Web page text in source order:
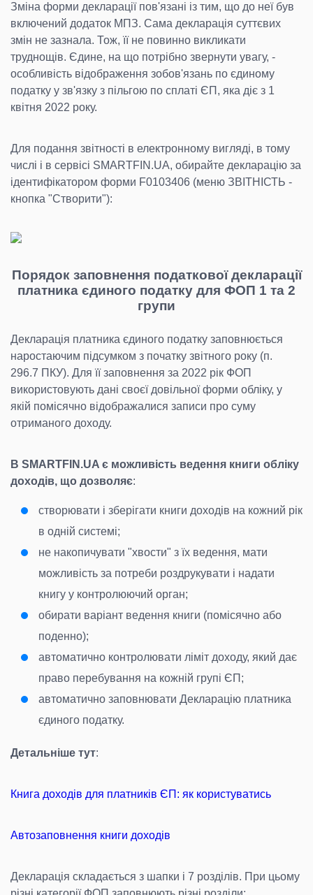
Зміна форми декларації пов'язані із тим, що до неї був
включений додаток МПЗ. Сама декларація суттєвих
змін не зазнала. Тож, її не повинно викликати
труднощів. Єдине, на що потрібно звернути увагу, -
особливість відображення зобов'язань по єдиному
податку у зв'язку з пільгою по сплаті ЄП, яка діє з 1
квітня 2022 року.
Для подання звітності в електронному вигляді, в тому
числі і в сервісі SMARTFIN.UA, обирайте декларацію за
ідентифікатором форми F0103406 (меню ЗВІТНІСТЬ -
кнопка "Створити"):
Порядок заповнення податкової декларації
платника єдиного податку для ФОП 1 та 2
групи
Декларація платника єдиного податку заповнюється
наростаючим підсумком з початку звітного року (п.
296.7 ПКУ). Для її заповнення за 2022 рік ФОП
використовують дані своєї довільної форми обліку, у
якій помісячно відображалися записи про суму
отриманого доходу.
В SMARTFIN.UA є можливість ведення книги обліку
доходів, що дозволяє:
створювати і зберігати книги доходів на кожний рік
в одній системі;
не накопичувати "хвости" з їх ведення, мати
можливість за потреби роздрукувати і надати
книгу у контролюючий орган;
обирати варіант ведення книги (помісячно або
поденно);
автоматично контролювати ліміт доходу, який дає
право перебування на кожній групі ЄП;
автоматично заповнювати Декларацію платника
єдиного податку.
Детальніше тут:
Книга доходів для платників ЄП: як користуватись
Автозаповнення книги доходів
Декларація складається з шапки і 7 розділів. При цьому